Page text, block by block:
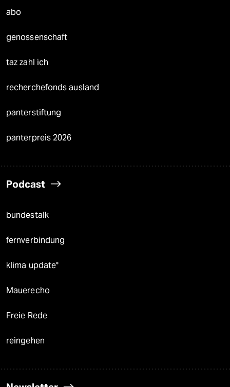
abo
genossenschaft
taz zahl ich
recherchefonds ausland
panterstiftung
panterpreis 2026
Podcast
bundestalk
fernverbindung
klima update°
Mauerecho
Freie Rede
reingehen